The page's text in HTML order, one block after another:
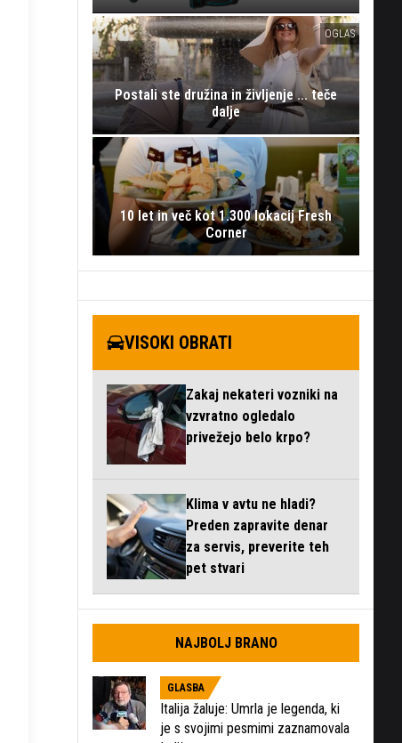
OGLAS
Postali ste družina in življenje ... teče
dalje
10 let in več kot 1.300 lokacij Fresh
Corner
VISOKI OBRATI
Zakaj nekateri vozniki na
vzvratno ogledalo
privežejo belo krpo?
Klima v avtu ne hladi?
Preden zapravite denar
za servis, preverite teh
pet stvari
NAJBOLJ BRANO
GLASBA
Italija žaluje: Umrla je legenda, ki
je s svojimi pesmimi zaznamovala